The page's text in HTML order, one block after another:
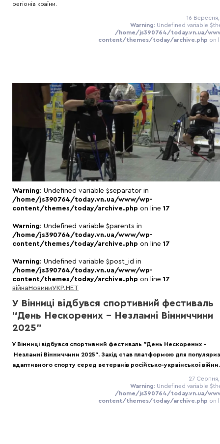
регіонів країни.
16
Warning: Undefined variable
/home/js390764/today.vn.ua/
content/themes/today/archive.php on
Warning: Undefined variable $separator in
/home/js390764/today.vn.ua/www/wp-
content/themes/today/archive.php on line 17
Warning: Undefined variable $parents in
/home/js390764/today.vn.ua/www/wp-
content/themes/today/archive.php on line 17
Warning: Undefined variable $post_id in
/home/js390764/today.vn.ua/www/wp-
content/themes/today/archive.php on line 17
війна НовиниУКР.НЕТ
У Вінниці відбувся спортивний фестиваль
“День Нескорених – Незламні Вінниччини
2025”
У Вінниці відбувся спортивний фестиваль "День Нескорених –
Незламні Вінниччини 2025". Захід став платформою для
адаптивного спорту серед ветеранів російсько-української війни.
27
Warning: Undefined variable
/home/js390764/today.vn.ua/
content/themes/today/archive.php on